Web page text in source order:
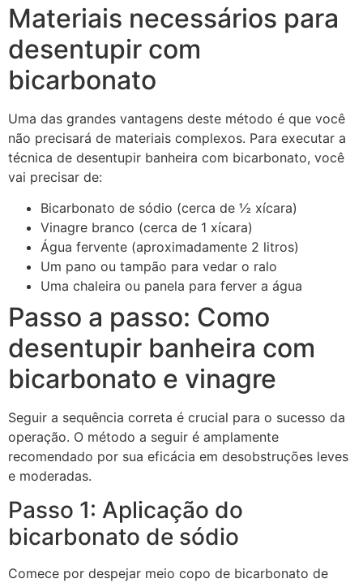
Materiais necessários para
desentupir com
bicarbonato
Uma das grandes vantagens deste método é que você
não precisará de materiais complexos. Para executar a
técnica de desentupir banheira com bicarbonato, você
vai precisar de:
Bicarbonato de sódio (cerca de ½ xícara)
Vinagre branco (cerca de 1 xícara)
Água fervente (aproximadamente 2 litros)
Um pano ou tampão para vedar o ralo
Uma chaleira ou panela para ferver a água
Passo a passo: Como
desentupir banheira com
bicarbonato e vinagre
Seguir a sequência correta é crucial para o sucesso da
operação. O método a seguir é amplamente
recomendado por sua eficácia em desobstruções leves
e moderadas.
Passo 1: Aplicação do
bicarbonato de sódio
Comece por despejar meio copo de bicarbonato de